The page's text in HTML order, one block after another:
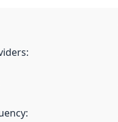
:
: